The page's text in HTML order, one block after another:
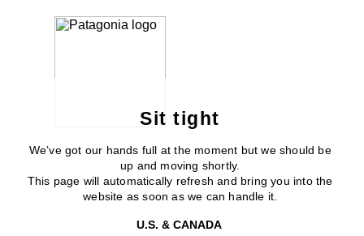
Sit tight
We’ve got our hands full at the moment but we should be
up and moving shortly.
This page will automatically refresh and bring you into the
website as soon as we can handle it.
U.S. & CANADA